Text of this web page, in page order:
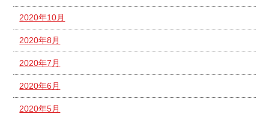
2020年10月
2020年8月
2020年7月
2020年6月
2020年5月